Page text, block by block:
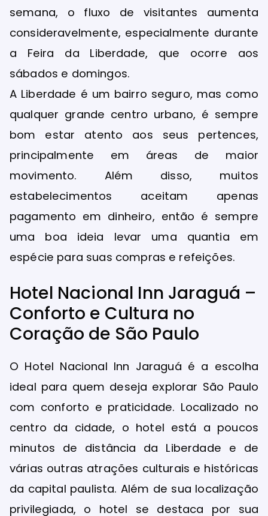
semana, o fluxo de visitantes aumenta
consideravelmente, especialmente durante
a Feira da Liberdade, que ocorre aos
sábados e domingos.
A Liberdade é um bairro seguro, mas como
qualquer grande centro urbano, é sempre
bom estar atento aos seus pertences,
principalmente em áreas de maior
movimento. Além disso, muitos
estabelecimentos aceitam apenas
pagamento em dinheiro, então é sempre
uma boa ideia levar uma quantia em
espécie para suas compras e refeições.
Hotel Nacional Inn Jaraguá –
Conforto e Cultura no
Coração de São Paulo
O Hotel Nacional Inn Jaraguá é a escolha
ideal para quem deseja explorar São Paulo
com conforto e praticidade. Localizado no
centro da cidade, o hotel está a poucos
minutos de distância da Liberdade e de
várias outras atrações culturais e históricas
da capital paulista. Além de sua localização
privilegiada, o hotel se destaca por sua